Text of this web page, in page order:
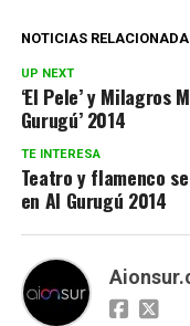
NOTICIAS
UP NEXT
‘El Pele’ y Milagros
Gurugú’ 2014
TE INTERESA
Teatro y flamenco
en Al Gurugú 2014